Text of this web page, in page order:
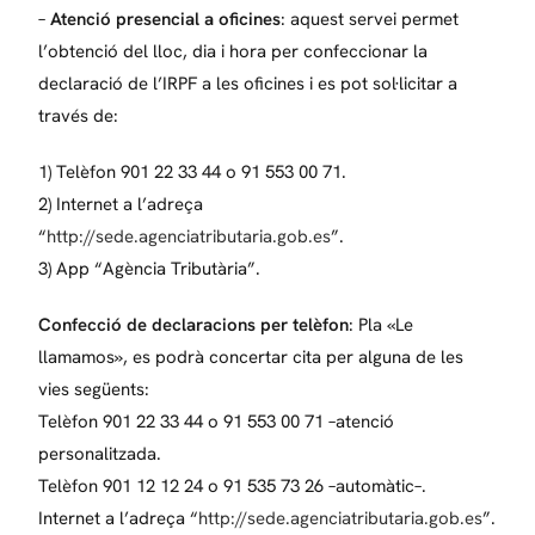
–Atenció presencial a oficines: aquest servei permet
l’obtenció del lloc, dia i hora per confeccionar la
declaració de l’IRPF a les oficines i es pot sol·licitar a
través de:
1) Telèfon 901 22 33 44 o 91 553 00 71.
2) Internet a l’adreça
“http://sede.agenciatributaria.gob.es”.
3) App “Agència Tributària”.
Confecció de declaracions per telèfon: Pla «Le
llamamos», es podrà concertar cita per alguna de les
vies següents:
Telèfon 901 22 33 44 o 91 553 00 71 –atenció
personalitzada.
Telèfon 901 12 12 24 o 91 535 73 26 –automàtic–.
Internet a l’adreça “http://sede.agenciatributaria.gob.es”.